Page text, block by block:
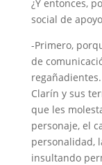
¿Y entonces,
social de
-Primero,
de
Clarín y sus
que les
personaje, el
personalidad,
insultando